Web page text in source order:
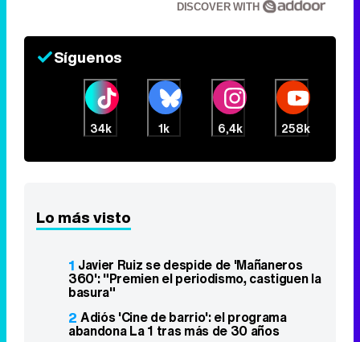
DISCOVER WITH
Síguenos
34k 1k 6,4k 258k
Lo más visto
1 Javier Ruiz se despide de 'Mañaneros
360': "Premien el periodismo, castiguen la
basura"
2 Adiós 'Cine de barrio': el programa
abandona La 1 tras más de 30 años